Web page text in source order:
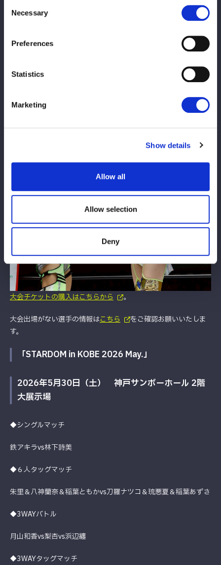
Selection
Necessary
Preferences
Statistics
Marketing
Show details
Allow all
Allow selection
Deny
ワールド王者の玖麗とワンダー王者の羽南は王者タッグを結成。
鈴季すず＆飯田沙耶と対戦する。6・20代々木では玖麗は鈴季、
羽南は飯田との防衛戦が決まっており、ダブル前哨戦となる。
大会チケットの購入はこちらから 。
大会出場がない選手の情報はこちら
をご確認お願いいたしま
す。
「STARDOM in KOBE 2026 May.」
2026年5月30日（土） 神戸サンボーホール 2階
大展示場
◆シングルマッチ
鉄アキラvs林下詩美
◆６人タッグマッチ
朱里＆八神蘭奈＆稲葉ともかvs刀羅ナツコ＆琉悪夏＆稲葉あずさ
◆3WAYバトル
月山和香vs梨杏vs浜辺纏
◆3WAYタッグマッチ